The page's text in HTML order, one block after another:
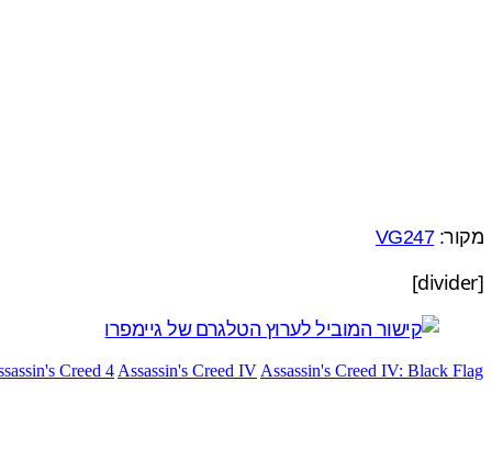
מקור:VG247
[divider]
Creed 4 Assassin's Creed IV Assassin's Creed IV: Black Flag